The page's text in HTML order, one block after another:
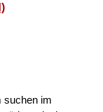
suchen im